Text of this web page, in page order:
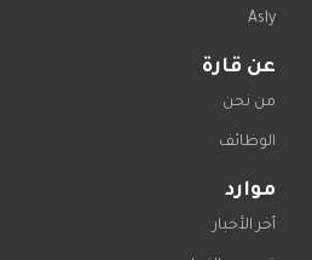
Asly
عن قارة
من نحن
الوظائف
موارد
أخر الأخبار